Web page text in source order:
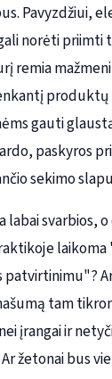
Pavyzdžiui,
norėti priimti
remia
produktų
gauti
paskyros
sekimo
svarbios,
tam
įrangai ir
žetonai bus